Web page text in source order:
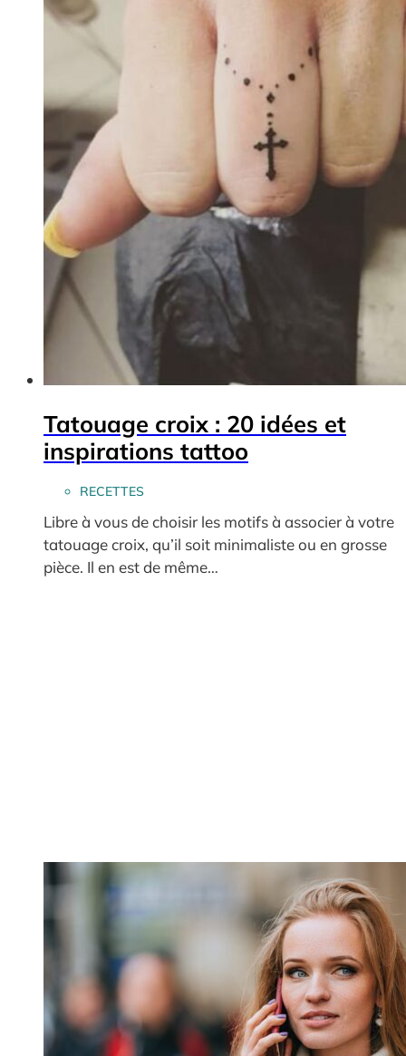
Tatouage croix : 20 idées et
inspirations tattoo
RECETTES
Libre à vous de choisir les motifs à associer à votre
tatouage croix, qu’il soit minimaliste ou en grosse
pièce. Il en est de même…